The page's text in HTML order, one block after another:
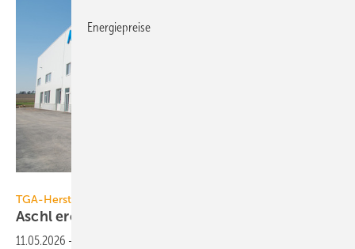
TGA-Hersteller
Aschl eröffnet neuen Stand­ort in
11.05.2026 -
Energiepreise